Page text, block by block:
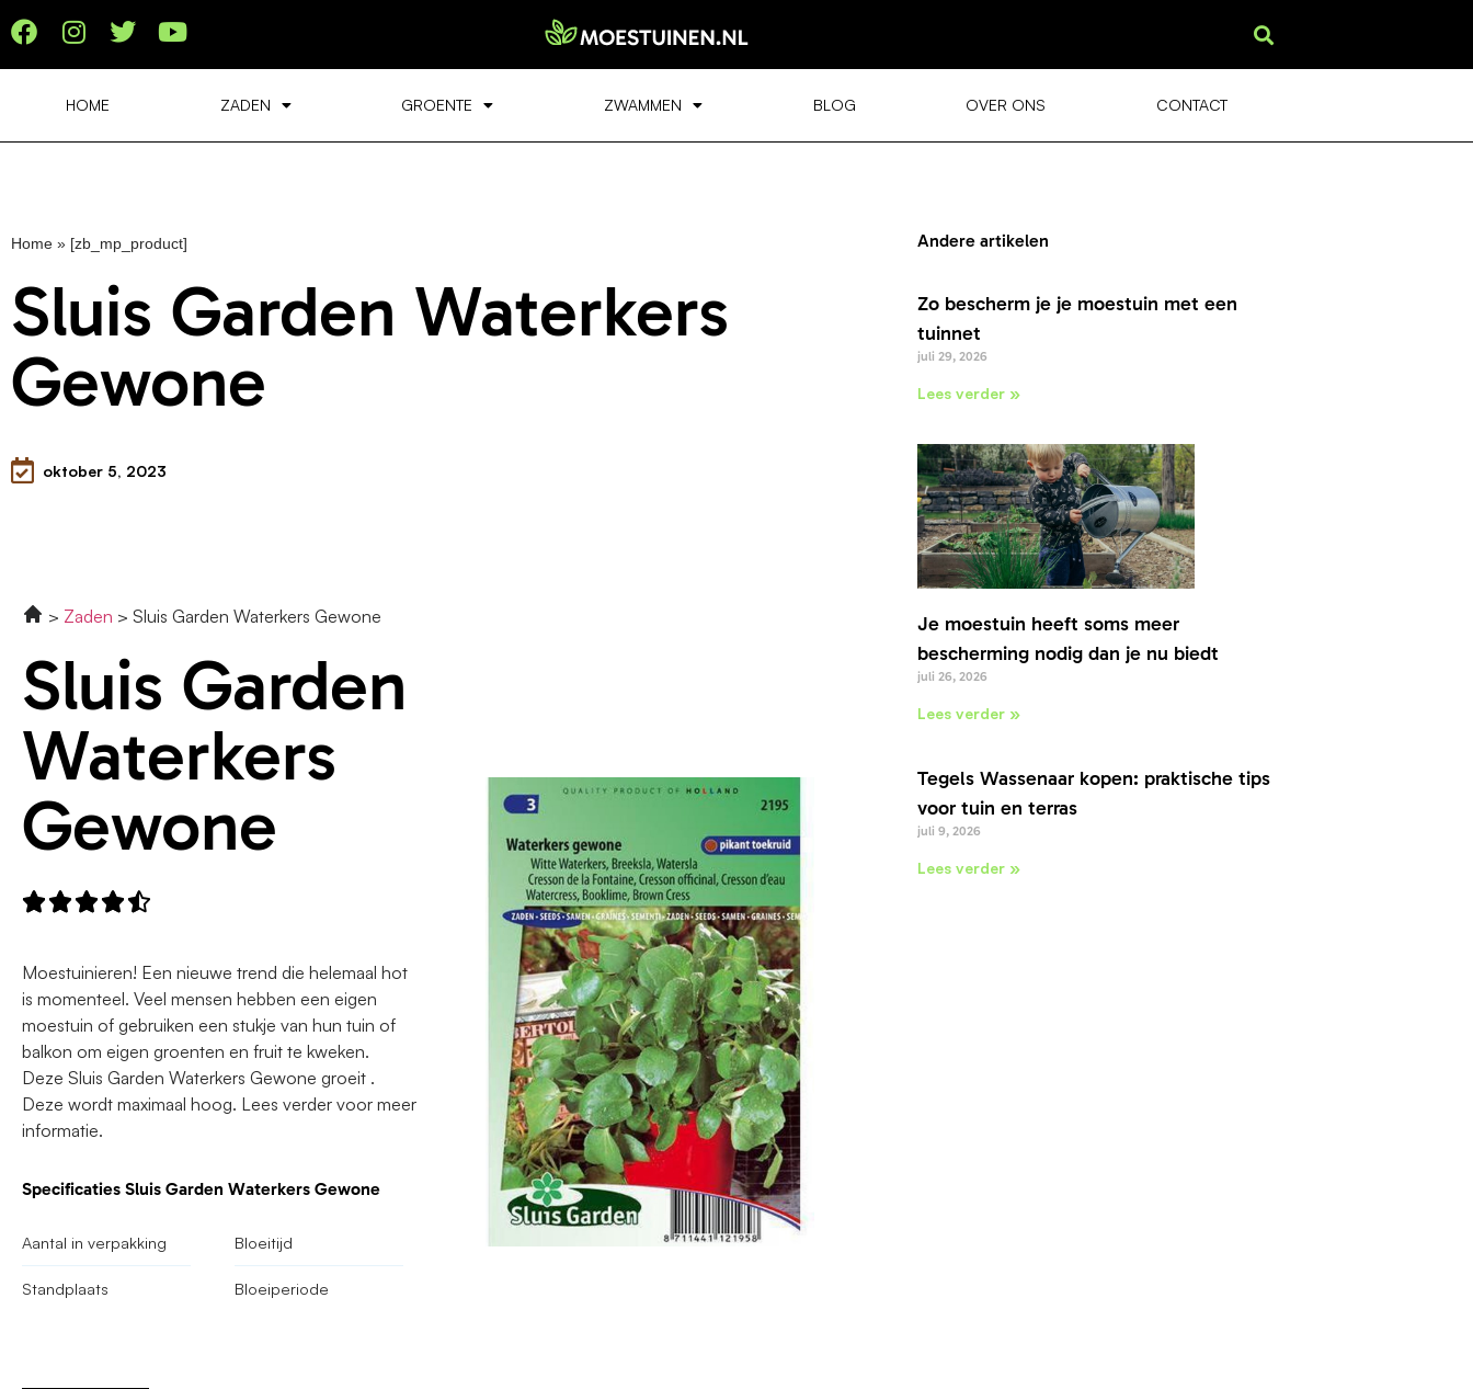
HOME ZADEN GROENTE ZWAMMEN BLOG OVER ONS CONTACT
Home » [zb_mp_product]
Sluis Garden Waterkers
Gewone
oktober 5, 2023
Zaden Sluis Garden Waterkers Gewone
Sluis Garden
Waterkers
Gewone

Moestuinieren! Een nieuwe trend die helemaal hot
is momenteel. Veel mensen hebben een eigen
moestuin of gebruiken een stukje van hun tuin of
balkon om eigen groenten en fruit te kweken.
Deze Sluis Garden Waterkers Gewone groeit .
Deze wordt maximaal hoog. Lees verder voor meer
informatie.
Specificaties Sluis Garden Waterkers Gewone
Aantal in verpakking
Standplaats
Bloeitijd
Bloeiperiode
Andere artikelen
Zo bescherm je je moestuin met een
tuinnet
juli 29, 2026
Lees verder »
Je moestuin heeft soms meer
bescherming nodig dan je nu biedt
juli 26, 2026
Lees verder »
Tegels Wassenaar kopen: praktische tips
voor tuin en terras
juli 9, 2026
Lees verder »